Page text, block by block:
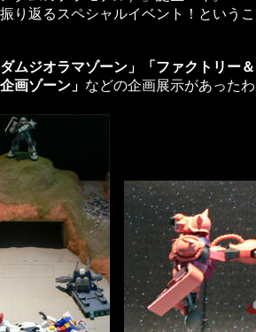
り返るスペシャルイベント！という
ダムジオラマゾーン」「ファクトリー
画ゾーン」 などの企画展示があったわ